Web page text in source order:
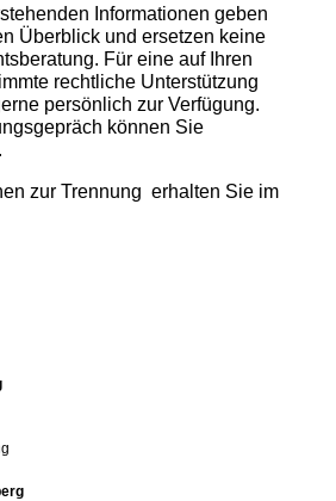
Informationen geben
Überblick und ersetzen keine
Für eine auf Ihren
rechtliche Unterstützung
persönlich zur Verfügung.
können Sie
zur Trennung erhalten Sie im